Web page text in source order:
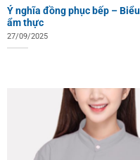
Ý nghĩa đồng phục bếp –
ẩm thực
27/09/2025